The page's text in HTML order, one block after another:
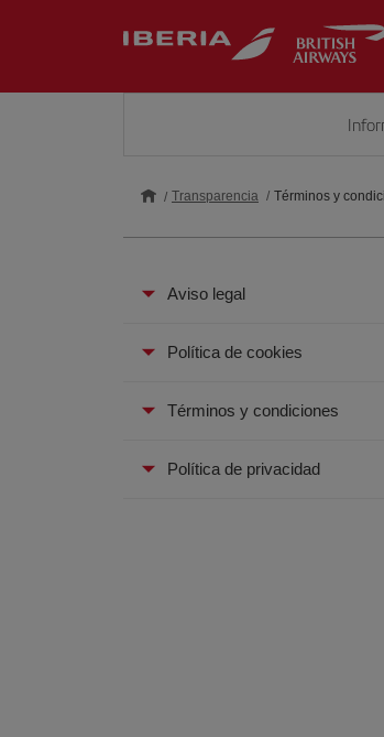
Transparencia Términos y
Aviso legal
Política de cookies
Términos y condiciones
Política de privacidad